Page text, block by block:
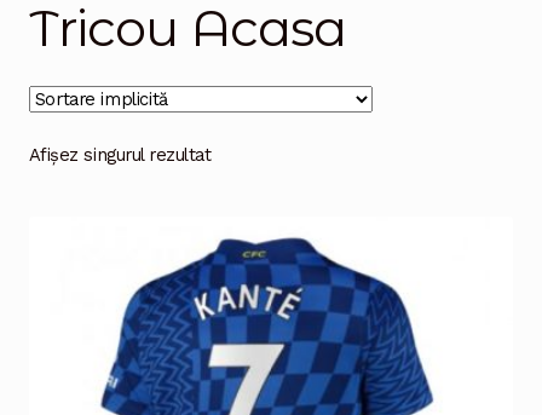
Tricou Acasa
Afișez singurul rezultat